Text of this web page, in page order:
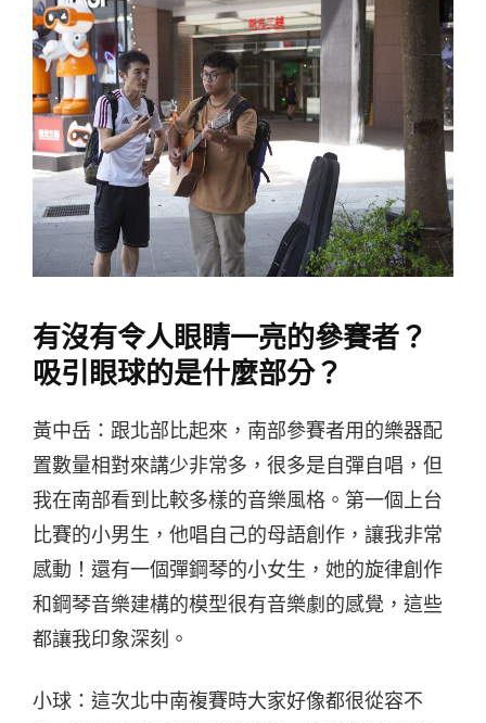
有沒有令人眼睛一亮的參賽者？
吸引眼球的是什麼部分？
黃中岳：跟北部比起來，南部參賽者用的樂器配
置數量相對來講少非常多，很多是自彈自唱，但
我在南部看到比較多樣的音樂風格。第一個上台
比賽的小男生，他唱自己的母語創作，讓我非常
感動！還有一個彈鋼琴的小女生，她的旋律創作
和鋼琴音樂建構的模型很有音樂劇的感覺，這些
都讓我印象深刻。
小球：這次北中南複賽時大家好像都很從容不